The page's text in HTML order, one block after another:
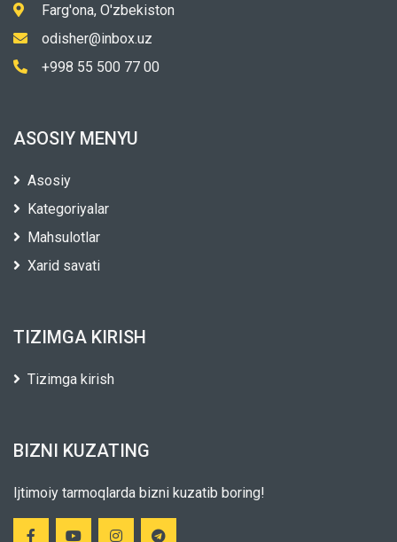
Farg'ona, O'zbekiston
odisher@inbox.uz
+998 55 500 77 00
ASOSIY MENYU
Asosiy
Kategoriyalar
Mahsulotlar
Xarid savati
TIZIMGA KIRISH
Tizimga kirish
BIZNI KUZATING
Ijtimoiy tarmoqlarda bizni kuzatib boring!